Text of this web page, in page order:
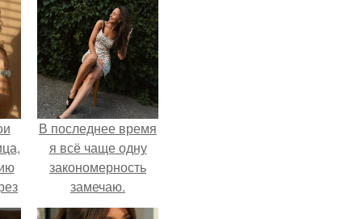
В последнее время
я всё чаще одну
закономерность
замечаю.